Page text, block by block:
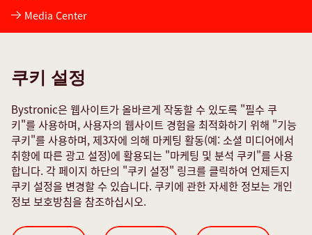
Media Center
Quality policies
서비스 문의 양식
소셜 미디어
쿠키 설정
Bystronic은 웹사이트가 올바르게 작동할 수 있도록 "필수 쿠
키"를 사용하며, 사용자의 웹사이트 경험을 최적화하기 위해 "기능
쿠키"를 사용하며, 제3자에 의해 마케팅 활동(예: 소셜 미디어에서
취향에 따른 광고 설정)에 활용되는 "마케팅 및 분석 쿠키"를 사용
합니다. 각 페이지 하단의 "쿠키 설정" 링크를 클릭하여 언제든지
쿠키 설정을 변경할 수 있습니다. 쿠키에 관한 자세한 정보는 개인
정보 보호방침을 참조하십시오.